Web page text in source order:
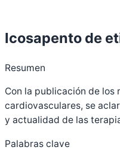
Icosapento de
Resumen
Con la publicación de
cardiovasculares, se
y actualidad de las
Palabras clave